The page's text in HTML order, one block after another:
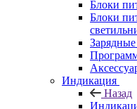
Блоки
Блоки
Зарядные
Индикация
Назад